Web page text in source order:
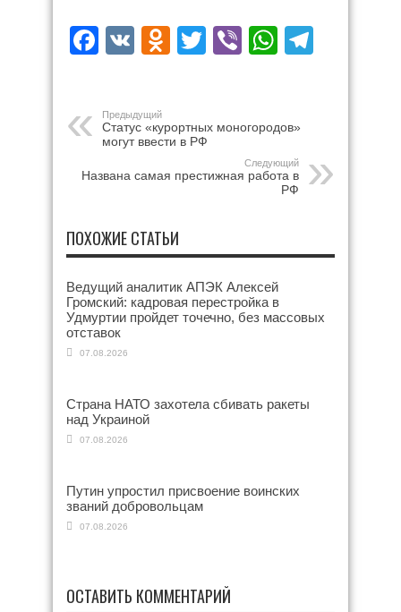
Facebook
VK Odnoklassniki
Twitter
Viber
Предыдущий
Статус «курортных моногородов»
могут ввести в РФ
Следующий
Названа самая престижная работа в
РФ
ПОХОЖИЕ СТАТЬИ
Ведущий аналитик АПЭК Алексей
Громский: кадровая перестройка в
Удмуртии пройдет точечно, без массовых
отставок
07.08.2026
Страна НАТО захотела сбивать ракеты
над Украиной
07.08.2026
Путин упростил присвоение воинских
званий добровольцам
07.08.2026
ОСТАВИТЬ КОММЕНТАРИЙ